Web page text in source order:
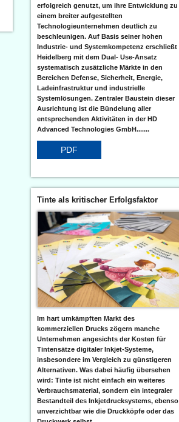
erfolgreich genutzt, um ihre Entwicklung zu
einem breiter aufgestellten
Technologieunternehmen deutlich zu
beschleunigen. Auf Basis seiner hohen
Industrie- und Systemkompetenz erschließt
Heidelberg mit dem Dual- Use-Ansatz
systematisch zusätzliche Märkte in den
Bereichen Defense, Sicherheit, Energie,
Ladeinfrastruktur und industrielle
Systemlösungen. Zentraler Baustein dieser
Ausrichtung ist die Bündelung aller
entsprechenden Aktivitäten in der HD
Advanced Technologies GmbH.......
PDF
Tinte als kritischer Erfolgsfaktor
Im hart umkämpften Markt des
kommerziellen Drucks zögern manche
Unternehmen angesichts der Kosten für
Tintensätze digitaler Inkjet-Systeme,
insbesondere im Vergleich zu günstigeren
Alternativen. Was dabei häufig übersehen
wird: Tinte ist nicht einfach ein weiteres
Verbrauchsmaterial, sondern ein integraler
Bestandteil des Inkjetdrucksystems, ebenso
unverzichtbar wie die Druckköpfe oder das